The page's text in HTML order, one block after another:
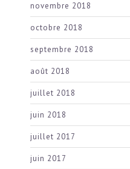
novembre 2018
octobre 2018
septembre 2018
août 2018
juillet 2018
juin 2018
juillet 2017
juin 2017